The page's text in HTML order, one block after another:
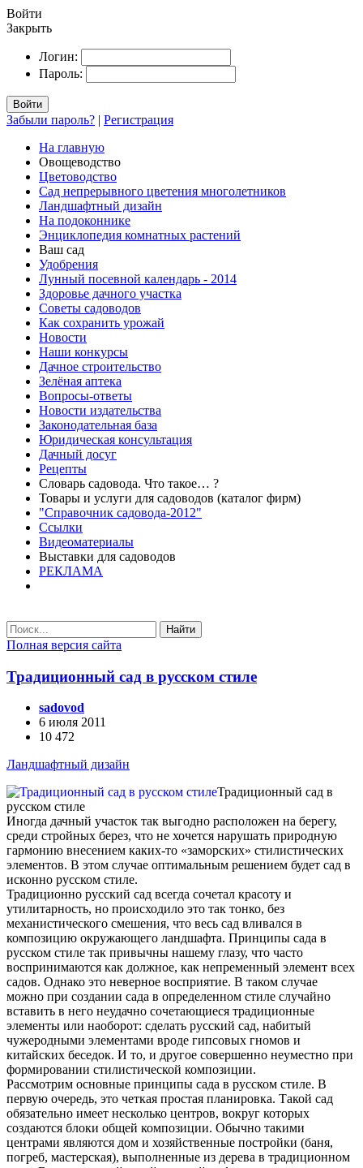
Войти
Закрыть
Логин:
Пароль:
Войти
Забыли пароль? | Регистрация
На главную
Овощеводство
Цветоводство
Сад непрерывного цветения многолетников
Ландшафтный дизайн
На подоконнике
Энциклопедия комнатных растений
Ваш сад
Удобрения
Лунный посевной календарь - 2014
Здоровье дачного участка
Советы садоводов
Как сохранить урожай
Новости
Наши конкурсы
Дачное строительство
Зелёная аптека
Вопросы-ответы
Новости издательства
Законодательная база
Юридическая консультация
Дачный досуг
Рецепты
Словарь садовода. Что такое… ?
Товары и услуги для садоводов (каталог фирм)
"Справочник садовода-2012"
Ссылки
Видеоматериалы
Выставки для садоводов
РЕКЛАМА
Найти
Полная версия сайта
Традиционный сад в русском стиле
sadovod
6 июля 2011
10 472
Ландшафтный дизайн
Традиционный сад в
русском стиле
Иногда дачный участок так выгодно расположен на берегу,
среди стройных берез, что не хочется нарушать природную
гармонию внесением каких-то «заморских» стилистических
элементов. В этом случае оптимальным решением будет сад в
исконно русском стиле.
Традиционно русский сад всегда сочетал красоту и
утилитарность, но происходило это так тонко, без
механистического смешения, что весь сад вливался в
композицию окружающего ландшафта. Принципы сада в
русском стиле так привычны нашему глазу, что часто
воспринимаются как должное, как непременный элемент всех
садов. Однако это неверное восприятие. В таком случае
можно при создании сада в определенном стиле случайно
вставить в него неудачно сочетающиеся традиционные
элементы или наоборот: сделать русский сад, набитый
чужеродными элементами вроде гипсовых гномов и
китайских беседок. И то, и другое совершенно неуместно при
формировании стилистической композиции.
Рассмотрим основные принципы сада в русском стиле. В
первую очередь, это четкая простая планировка. Такой сад
обязательно имеет несколько центров, вокруг которых
создаются блоки общей композиции. Обычно такими
центрами являются дом и хозяйственные постройки (баня,
погреб, мастерская), выполненные из дерева в традиционном